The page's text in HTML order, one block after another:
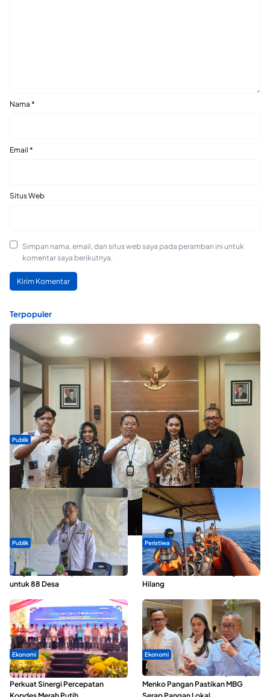
Nama *
Email *
Situs Web
Simpan nama, email, dan situs web saya pada peramban ini untuk
komentar saya berikutnya.
Terpopuler
Publik
Dua Talenta Muda Ternate Wakili Maluku Utara di Gita Bahana
Nusantara 2026
Publik
ABDESI Morotai Apresiasi
Penyaluran ADD Rp3,13 Miliar
untuk 88 Desa
Peristiwa
Dua Longboat Bertabrakan di
Perairan Taliabu, Satu Nelayan
Hilang
Ekonomi
Seminar di Ternate, Mendes
Perkuat Sinergi Percepatan
Ekonomi
SPPG di Maluku Utara Dipercepat,
Menko Pangan Pastikan MBG